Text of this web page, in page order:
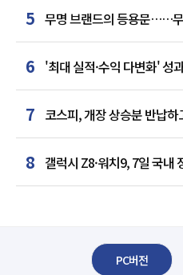
5 무명 브랜드의 등용문……
6 '최대 실적·수익 다변화'
말년 성장 박차
7 코스피, 개장 상승분 반납
美 경계감
8 갤럭시 Z8·워치9, 7일 국
PC버전